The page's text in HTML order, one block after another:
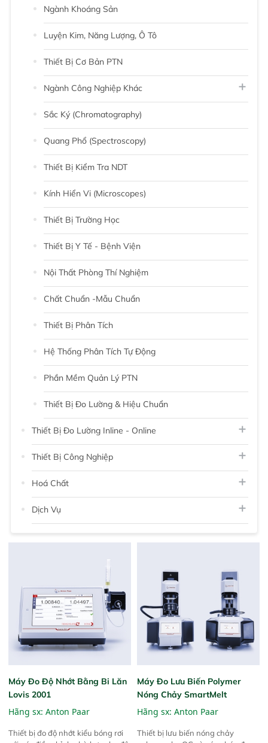
Ngành Khoáng Sản
Luyện Kim, Năng Lượng, Ô Tô
Thiết Bị Cơ Bản PTN
Ngành Công Nghiệp Khác
Sắc Ký (chromatography)
Quang Phổ (Spectroscopy)
Thiết Bị Kiểm Tra NDT
Kính Hiển Vi (Microscopes)
Thiết Bị Trường Học
Thiết Bị Y Tế - Bệnh Viện
Nội Thất Phòng Thí Nghiệm
Chất Chuẩn -Mẫu Chuẩn
Thiết Bị Phân Tích
Hệ Thống Phân Tích Tự Động
Phần Mềm Quản Lý PTN
Thiết Bị Đo Lường & Hiệu Chuẩn
Thiết Bị Đo Lường Inline - Online
Thiết Bị Công Nghiệp
Hoá Chất
Dịch Vụ
Máy Đo Độ Nhớt Bằng Bi Lăn
Lovis 2001
Hãng sx: Anton Paar
Thiết bị đo độ nhớt kiểu bóng rơi
Máy Đo Lưu Biến Polymer
Nóng Chảy SmartMelt
Hãng sx: Anton Paar
Thiết bị lưu biến nóng chảy